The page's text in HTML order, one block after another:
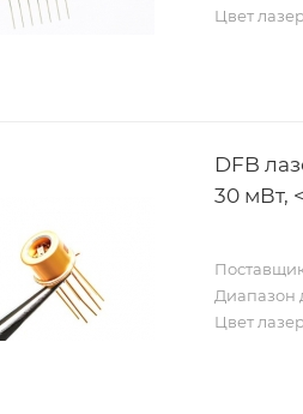
Цвет
DFB
30 мВт,
Диапазон
Цвет